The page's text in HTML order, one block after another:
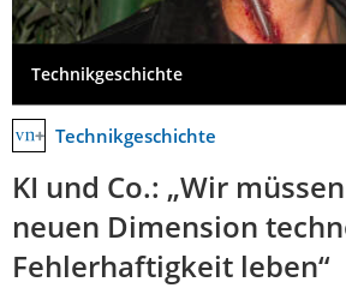
Technikgeschichte
Technikgeschichte
KI und Co.: „Wir
neuen Dimension
Fehlerhaftigkeit leben“